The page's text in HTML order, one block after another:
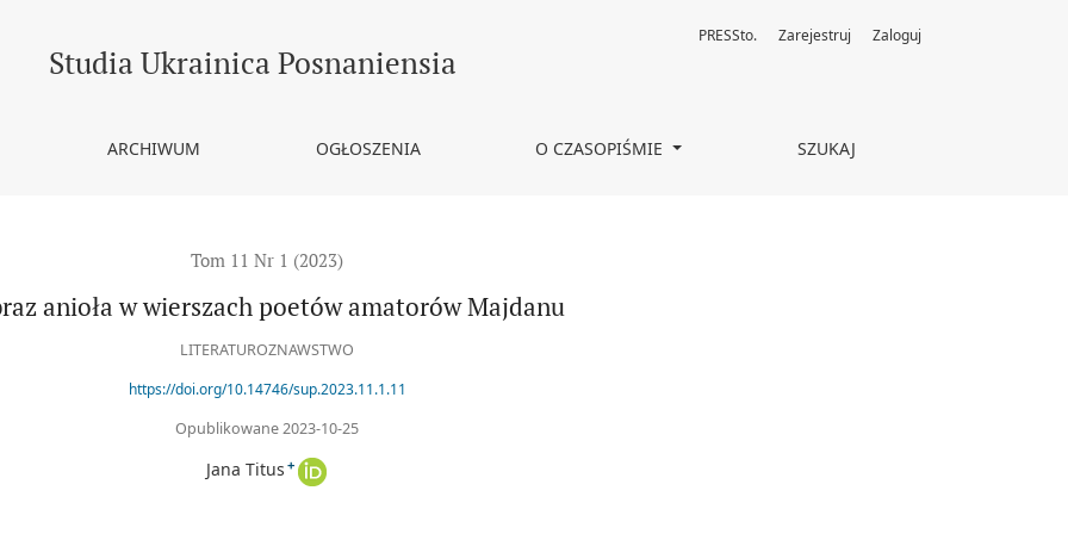
Studia Ukrainica Posnaniensia
ARCHIWUM OGŁOSZENIA O CZASOPIŚMIE SZUKAJ
PRESSto. Zarejestruj Zaloguj
Tom 11 Nr 1 (2023)
anioła w wierszach poetów amatorów Majdanu
LITERATUROZNAWSTWO
https://doi.org/10.14746/sup.2023.11.1.11
Opublikowane 2023-10-25
Jana Titus +